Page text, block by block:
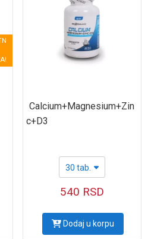
Calcium+Magnesium+Zin
c+D3
30 tab.
540 RSD
Dodaj u korpu